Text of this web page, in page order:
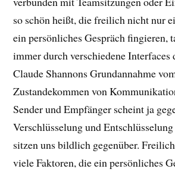
so schön heißt, die freilich nicht nur
ein persönliches Gespräch fingieren,
immer durch verschiedene Interfaces
Claude Shannons Grundannahme
Zustandekommen von
Sender und Empfänger scheint ja
Verschlüsselung und
sitzen uns bildlich gegenüber.
viele Faktoren, die ein persönliches